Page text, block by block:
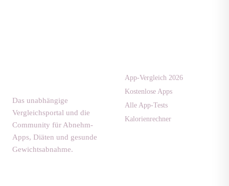
Das unabhängige
Vergleichsportal und die
Community für Abnehm-
Apps, Diäten und gesunde
Gewichtsabnahme.
App-Vergleich 2026
Kostenlose Apps
Alle App-Tests
Kalorienrechner